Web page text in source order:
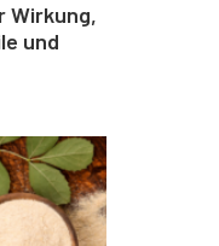
Wirkung,
und